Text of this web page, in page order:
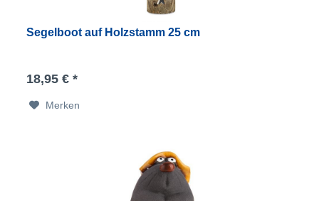
Segelboot auf Holzstamm 25 cm
18,95 € *
Merken